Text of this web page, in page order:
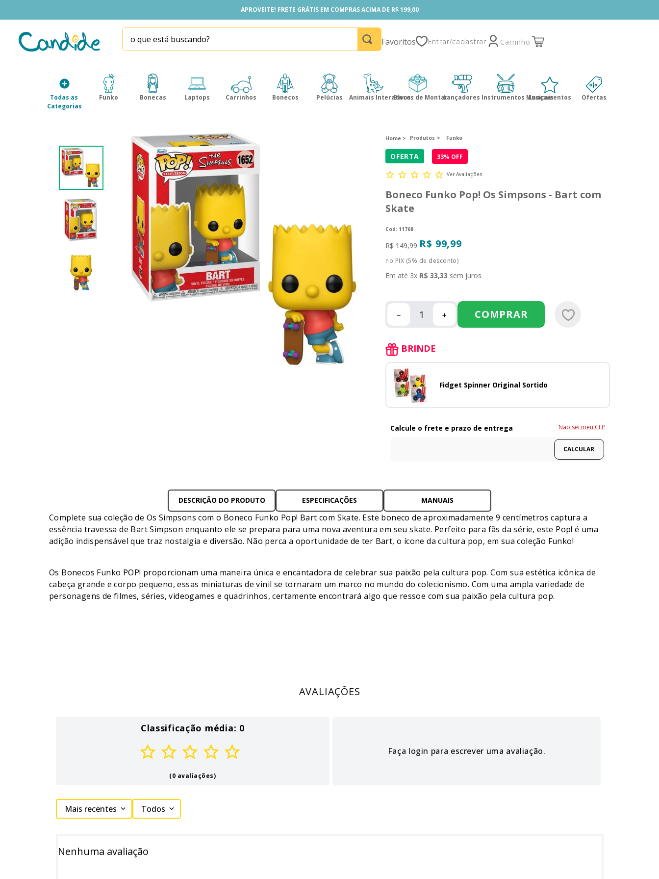
APROVEITE! FRETE GRÁTIS EM COMPRAS ACIMA DE R$ 199,00
APROVEITE! FRETE GRÁTIS EM COMPRAS ACIMA DE R$ 199,00
o que está buscando?
Favoritos
Todas as
Categorias
Funko Bonecas Laptops Carrinhos Bonecos Pelúcias Animais InterativosBlocos de MontarLançadores Instrumentos Musicais
Lançamentos Ofertas
Produtos Funko
OFERTA 33% OFF
Ver Avaliações
Boneco Funko Pop! Os Simpsons - Bart com
Skate
: 11768
R$ 149,99 R$ 99,99
no PIX (5% de desconto)
Em até 3x R$ 33,33 sem juros
＋
－ COMPRAR
BRINDE
Fidget Spinner Original Sortido
Não sei meu CEP
DESCRIÇÃO DO PRODUTO ESPECIFICAÇÕES MANUAIS
Complete sua coleção de Os Simpsons com o Boneco Funko Pop! Bart com Skate. Este boneco de aproximadamente 9 centímetros captura a
essência travessa de Bart Simpson enquanto ele se prepara para uma nova aventura em seu skate. Perfeito para fãs da série, este Pop! é uma
adição indispensável que traz nostalgia e diversão. Não perca a oportunidade de ter Bart, o ícone da cultura pop, em sua coleção Funko!
Os Bonecos Funko POP! proporcionam uma maneira única e encantadora de celebrar sua paixão pela cultura pop. Com sua estética icônica de
cabeça grande e corpo pequeno, essas miniaturas de vinil se tornaram um marco no mundo do colecionismo. Com uma ampla variedade de
personagens de filmes, séries, videogames e quadrinhos, certamente encontrará algo que ressoe com sua paixão pela cultura pop.
AVALIAÇÕES
Classificação média: 0
(0 avaliações)
Faça login para escrever uma avaliação.
Mais recentes Todos
Nenhuma avaliação
fill the fridge
homem aranha
five nights at freddy s
x-shot red
7º
our generation
8º
9
guerreiras kpop